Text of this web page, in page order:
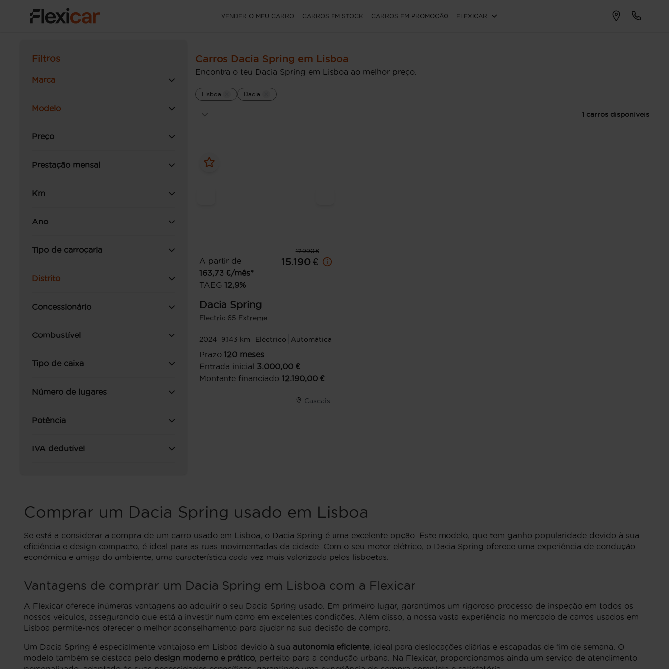
VENDER O MEU CARRO CARROS EM STOCK CARROS EM PROMOÇÃO FLEXICAR
Filtros
Marca
Modelo
Preço
Prestação mensal
Km
Ano
Tipo de carroçaria
Distrito
Concessionário
Combustível
Tipo de caixa
Número de lugares
Potência
IVA dedutível
Carros Dacia Spring em Lisboa
Encontra o teu Dacia Spring em Lisboa ao melhor preço.
Lisboa Dacia
1 carros disponíveis
17.990 €
A partir de
163,73 €/mês*
TAEG 12,9%
15.190 €
Dacia Spring
Electric 65 Extreme
2024 9.143 km Eléctrico Automática
Prazo 120 meses
Entrada inicial 3.000,00 €
Montante financiado 12.190,00 €
Cascais
Comprar um Dacia Spring usado em Lisboa
Se está a considerar a compra de um carro usado em Lisboa, o Dacia Spring é uma excelente opção. Este modelo, que tem ganho popularidade devido à sua
eficiência e design compacto, é ideal para as ruas movimentadas da cidade. Com o seu motor elétrico, o Dacia Spring oferece uma experiência de condução
económica e amiga do ambiente, uma característica cada vez mais valorizada pelos lisboetas.
Vantagens de comprar um Dacia Spring em Lisboa com a Flexicar
A Flexicar oferece inúmeras vantagens ao adquirir o seu Dacia Spring usado. Em primeiro lugar, garantimos um rigoroso processo de inspeção em todos os
nossos veículos, assegurando que está a investir num carro em excelentes condições. Além disso, a nossa vasta experiência no mercado de carros usados em
Lisboa permite-nos oferecer o melhor aconselhamento para ajudar na sua decisão de compra.
Um Dacia Spring é especialmente vantajoso em Lisboa devido à sua autonomia eficiente, ideal para deslocações diárias e escapadas de fim de semana. O
modelo também se destaca pelo design moderno e prático, perfeito para a condução urbana. Na Flexicar, proporcionamos ainda um serviço de atendimento